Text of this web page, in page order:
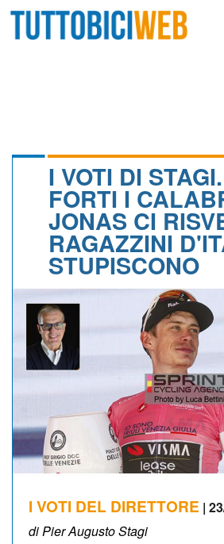
CALENDARIO
ALBI D'ORO
NEWSLETTER
I VOTI DI
FORTI I
JONAS CI
RAGAZZINI
STUPISCONO
I VOTI DEL DIRETTORE |
di Pier Augusto Stagi